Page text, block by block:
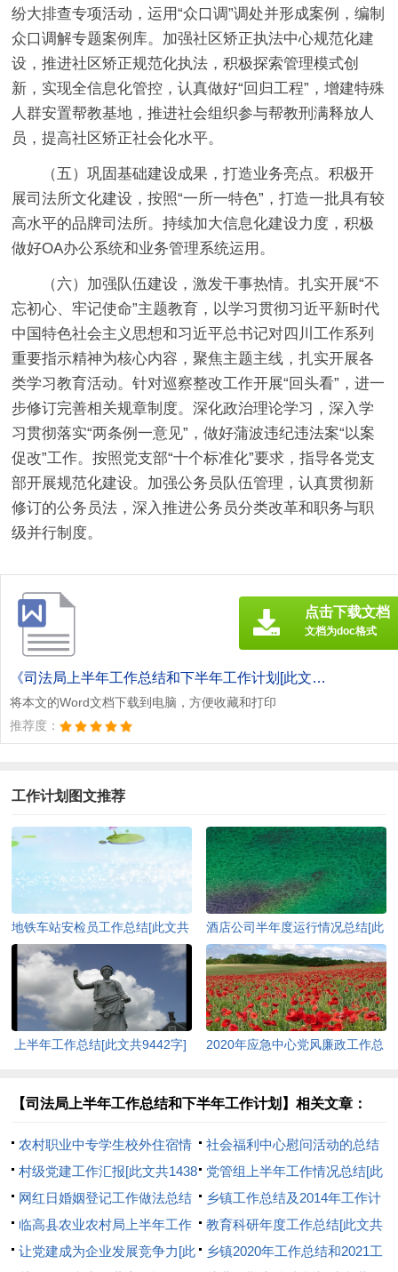
纷大排查专项活动，运用“众口调”调处并形成案例，编制
众口调解专题案例库。加强社区矫正执法中心规范化建
设，推进社区矫正规范化执法，积极探索管理模式创
新，实现全信息化管控，认真做好“回归工程”，增建特殊
人群安置帮教基地，推进社会组织参与帮教刑满释放人
员，提高社区矫正社会化水平。
（五）巩固基础建设成果，打造业务亮点。积极开
展司法所文化建设，按照“一所一特色”，打造一批具有较
高水平的品牌司法所。持续加大信息化建设力度，积极
做好OA办公系统和业务管理系统运用。
（六） 加强队伍建设，激发干事热情。扎实开展“不
忘初心、牢记使命”主题教育，以学习贯彻习近平新时代
中国特色社会主义思想和习近平总书记对四川工作系列
重要指示精神为核心内容，聚焦主题主线，扎实开展各
类学习教育活动。针对巡察整改工作开展“回头看”，进一
步修订完善相关规章制度。深化政治理论学习，深入学
习贯彻落实“两条例一意见”，做好蒲波违纪违法案“以案
促改”工作。按照党支部“十个标准化”要求，指导各党支
部开展规范化建设。加强公务员队伍管理，认真贯彻新
修订的公务员法，深入推进公务员分类改革和职务与职
级并行制度。
《司法局上半年工作总结和下半年工作计划[此文共4708字].doc》
将本文的Word文档下载到电脑，方便收藏和打印
推荐度：
点击下载文档
文档为doc格式
工作计划图文推荐
地铁车站安检员工作总结[此文共
酒店公司半年度运行情况总结[此
文共1529字]
上半年工作总结[此文共9442字]
2020年应急中心党风廉政工作总
【司法局上半年工作总结和下半年工作计划】相关文章：
农村职业中专学生校外住宿情
况的调查报告(精选多篇)[此文共
3887字]
社会福利中心慰问活动的总结
与反思[此文共685字]
村级党建工作汇报[此文共1438
字]
党管组上半年工作情况总结[此
文共712字]
网红日婚姻登记工作做法总结
[此文共578字]
乡镇工作总结及2014年工作计
划的报告[此文共20755字]
临高县农业农村局上半年工作
总结[此文共2987字]
教育科研年度工作总结[此文共
3109字]
让党建成为企业发展竞争力[此
乡镇2020年工作总结和2021工